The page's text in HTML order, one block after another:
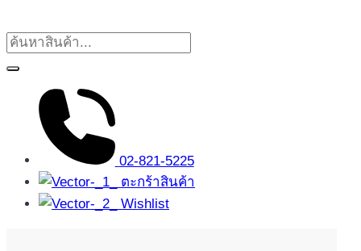
02-821-5225
ตะกร้าสินค้า
Wishlist